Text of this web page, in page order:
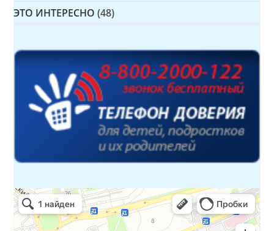
ЭТО ИНТЕРЕСНО (48)
Детская библиотека № 14 Дружбы народов
Библиотека в Севастополе